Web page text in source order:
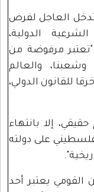
العاجل لفرض
الدولية،
مرفوضة من
وشعبنا، والعالم
للقانون الدولي،
إلا بانتهاء
على دولته
القومي يعتبر أحد